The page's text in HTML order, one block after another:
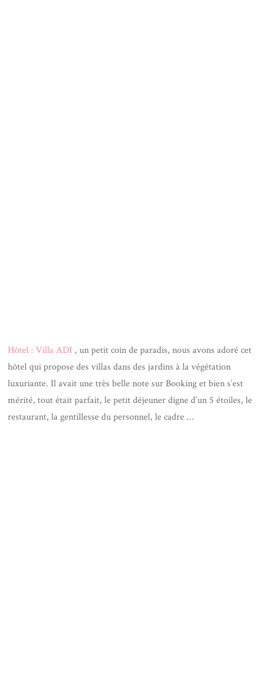
Hôtel : Villa ADI , un petit coin de paradis, nous avons adoré cet
hôtel qui propose des villas dans des jardins à la végétation
luxuriante. Il avait une très belle note sur Booking et bien s’est
mérité, tout était parfait, le petit déjeuner digne d’un 5 étoiles, le
restaurant, la gentillesse du personnel, le cadre …